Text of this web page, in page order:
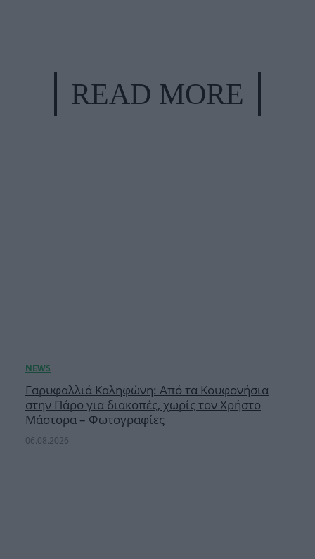
READ MORE
Γαρυφαλλιά Καληφώνη: Από τα Κουφονήσια
στην Πάρο για διακοπές, χωρίς τον Χρήστο
Μάστορα – Φωτογραφίες
06.08.2026